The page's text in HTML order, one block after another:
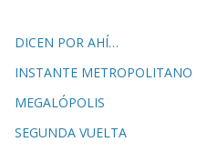
DICEN POR AHÍ…
INSTANTE METROPOLITANO
MEGALÓPOLIS
SEGUNDA VUELTA